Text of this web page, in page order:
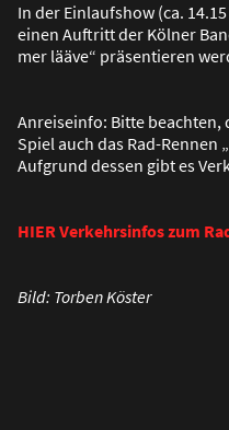
In der Einlaufshow (ca.
einen Auftritt der Kölner
mer lääve“ präsentieren
Anreiseinfo: Bitte beachten,
Spiel auch das Rad-Rennen
Aufgrund dessen gibt es
HIER Verkehrsinfos zum
Bild: Torben Köster